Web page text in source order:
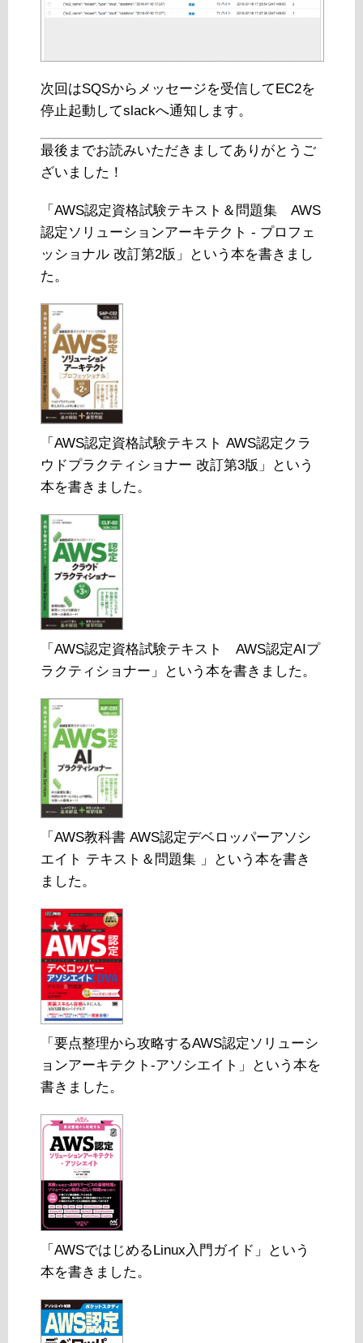
次回はSQSからメッセージを受信してEC2を
停止起動してslackへ通知します。
最後までお読みいただきましてありがとうご
ざいました！
「AWS認定資格試験テキスト＆問題集 AWS
認定ソリューションアーキテクト - プロフェ
ッショナル 改訂第2版」という本を書きまし
た。
「AWS認定資格試験テキスト AWS認定クラ
ウドプラクティショナー 改訂第3版」という
本を書きました。
「AWS認定資格試験テキスト AWS認定AIプ
ラクティショナー」という本を書きました。
「AWS教科書 AWS認定デベロッパーアソシ
エイト テキスト＆問題集 」という本を書き
ました。
「要点整理から攻略するAWS認定ソリューシ
ョンアーキテクト-アソシエイト」という本を
書きました。
「AWSではじめるLinux入門ガイド」という
本を書きました。